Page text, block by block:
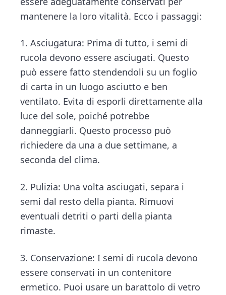
mantenere la loro vitalità. Ecco i passaggi:
1. Asciugatura: Prima di tutto, i semi di
rucola devono essere asciugati. Questo
può essere fatto stendendoli su un foglio
di carta in un luogo asciutto e ben
ventilato. Evita di esporli direttamente alla
luce del sole, poiché potrebbe
danneggiarli. Questo processo può
richiedere da una a due settimane, a
seconda del clima.
2. Pulizia: Una volta asciugati, separa i
semi dal resto della pianta. Rimuovi
eventuali detriti o parti della pianta
rimaste.
3. Conservazione: I semi di rucola devono
essere conservati in un contenitore
ermetico. Puoi usare un barattolo di vetro